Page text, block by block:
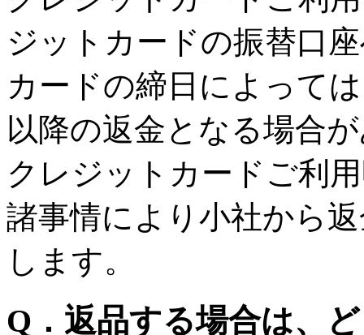
ジットカードの振替口
カードの締日によって
以降の返金となる場合
クレジットカードご利
諸事情により小社から
します。
Q．返品する場合は、